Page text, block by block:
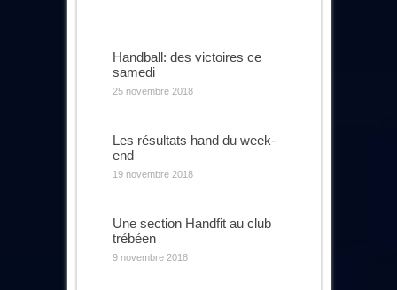
Handball: des victoires ce
samedi
25 novembre 2018
Les résultats hand du week-
end
19 novembre 2018
Une section Handfit au club
trébéen
9 novembre 2018